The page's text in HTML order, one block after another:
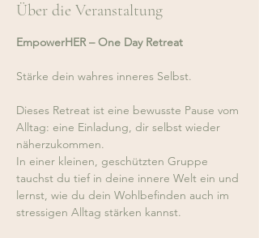
Über die Veranstaltung
EmpowerHER – One Day Retreat
Stärke dein wahres inneres Selbst.
Dieses Retreat ist eine bewusste Pause vom
Alltag: eine Einladung, dir selbst wieder
näherzukommen.
In einer kleinen, geschützten Gruppe
tauchst du tief in deine innere Welt ein und
lernst, wie du dein Wohlbefinden auch im
stressigen Alltag stärken kannst.